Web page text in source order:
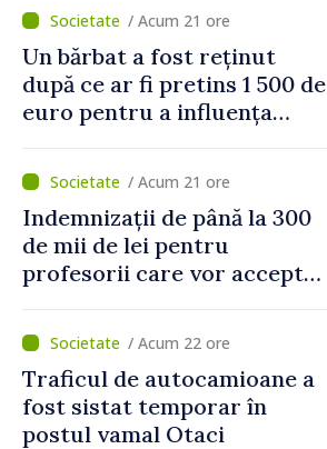
/ Acum 21 ore
Un bărbat a fost reținut
după ce ar fi pretins 1 500 de
euro pentru a influența
/ Acum 21 ore
Indemnizații de până la 300
de mii de lei pentru
profesorii care vor accepta
școli, după reorganizarea
instituțiilor/ Acum 22 ore
Traficul de autocamioane a
fost sistat temporar în
postul vamal Otaci